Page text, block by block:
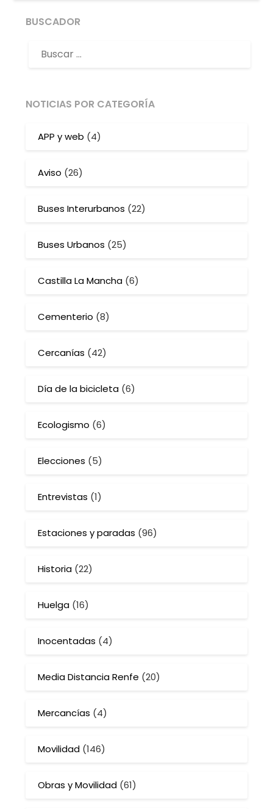
BUSCADOR
NOTICIAS POR CATEGORÍA
APP y web (4)
Aviso (26)
Buses Interurbanos (22)
Buses Urbanos (25)
Castilla La Mancha (6)
Cementerio (8)
Cercanías (42)
Día de la bicicleta (6)
Ecologismo (6)
Elecciones (5)
Entrevistas (1)
Estaciones y paradas (96)
Historia (22)
Huelga (16)
Inocentadas (4)
Media Distancia Renfe (20)
Mercancías (4)
Movilidad (146)
Obras y Movilidad (61)